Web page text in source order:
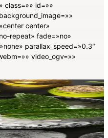
class=»» id=»»
center»
repeat» fade=»no»
parallax_speed=»0.3″
video_ogv=»»